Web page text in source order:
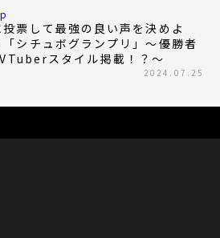
投票して最強の良い声を決めよ
「シチュボグランプリ」～優勝者
スタイル掲載！？～
2024.07.25